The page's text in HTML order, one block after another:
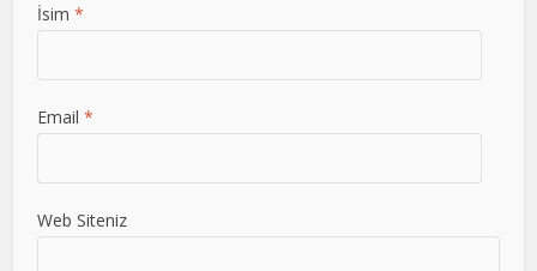
İsim *
Email *
Web Siteniz